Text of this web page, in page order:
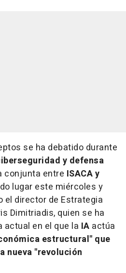
se ha debatido durante
y defensa
conjunta entre ISACA y
lugar este miércoles y
el director de Estrategia
Dimitriadis, quien se ha
actual en el que la IA actúa
estructural" que
nueva "revolución